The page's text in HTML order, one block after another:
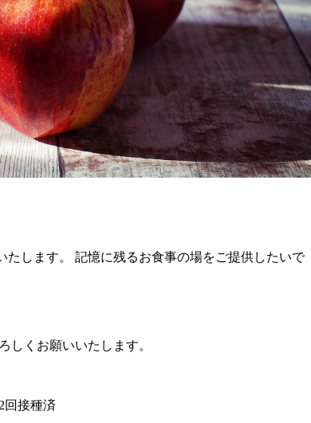
たします。 記憶に残るお食事の場をご提供したいで
しくお願いいたします。
回接種済